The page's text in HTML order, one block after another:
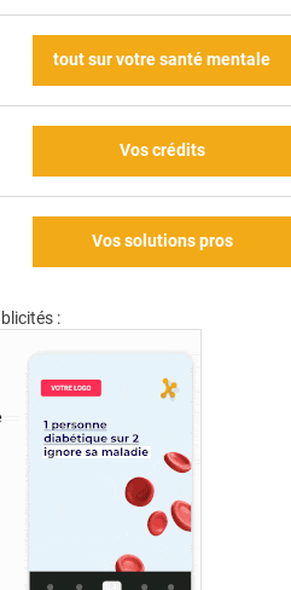
tout sur votre santé mentale
Vos crédits
Vos solutions pros
: